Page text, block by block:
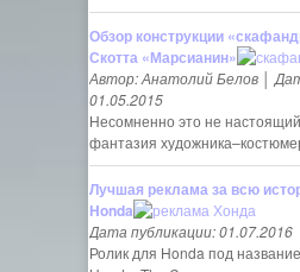
Обзор конструкции
Скотта «Марсианин»
Автор: Анатолий Белов │
01.05.2015
Несомненно это не
фантазия
Лучшая реклама за всю
Honda
Дата публикации: 01.07.2016
Ролик для Honda под